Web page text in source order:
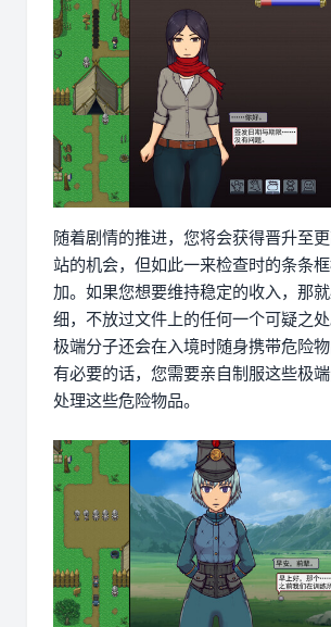
随着剧情的推进，您将会获得晋升至
站的机会，但如此一来检查时的条条
加。如果您想要维持稳定的收入，那
细，不放过文件上的任何一个可疑之
极端分子还会在入境时随身携带危险
有必要的话，您需要亲自制服这些极
处理这些危险物品。